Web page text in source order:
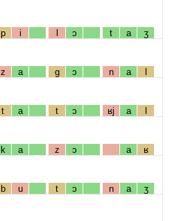
p i l ɔ t a ʒ
z a g ɔ n a l
t a t ɔ ʁj a l
k a z ɔ a ʁ
b u t ɔ n a ʒ